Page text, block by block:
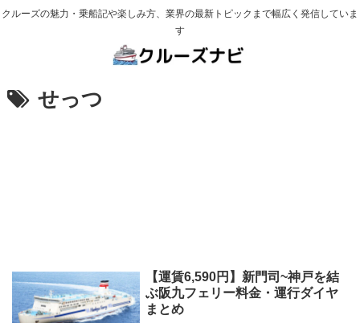
クルーズの魅力・乗船記や楽しみ方、業界の最新トピックまで幅広く発信していま
す
せっつ
【運賃6,590円】新門司~神戸を結
ぶ阪九フェリー料金・運行ダイヤ
まとめ